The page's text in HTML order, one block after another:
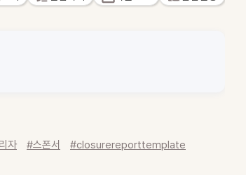
자 #스폰서 #closurereporttemplate